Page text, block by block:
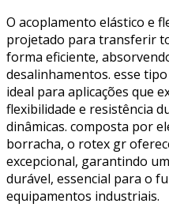
O acoplamento elástico e
projetado para transferir
forma eficiente,
desalinhamentos. esse
ideal para aplicações que
flexibilidade e resistência
dinâmicas. composta por
borracha, o rotex gr
excepcional, garantindo
durável, essencial para o
equipamentos industriais.